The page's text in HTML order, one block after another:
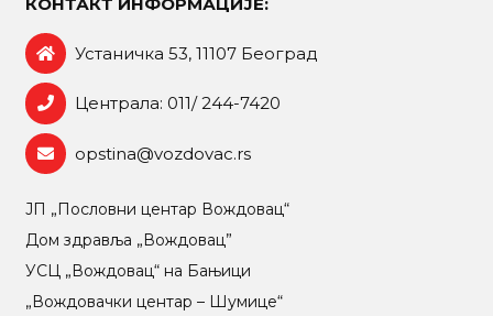
Устаничка 53, 11107 Београд
Централа: 011/ 244-7420
opstina@vozdovac.rs
ЈП „Пословни центар Вождовац“
Дом здравља „Вождовац”
УСЦ „Вождовац“ на Бањици
„Вождовачки центар – Шумице“